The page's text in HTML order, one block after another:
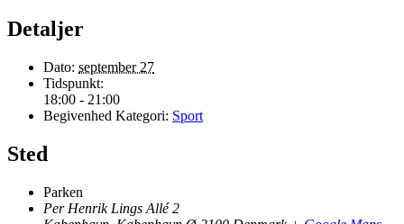
Detaljer
Dato: september 27
Tidspunkt:
18:00 - 21:00
Begivenhed Kategori: Sport
Sted
Parken
Per Henrik Lings Allé 2